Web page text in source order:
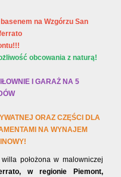
na Wzgórzu San
obcowania z naturą!
I GARAŻ NA 5
ORAZ CZĘŚCI DLA
NA WYNAJEM
położona w malowniczej
w regionie Piemont,